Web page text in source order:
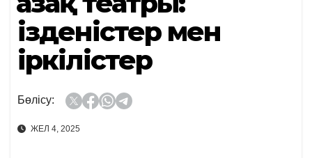
ізденістер мен
іркілістер
Бөлісу:
ЖЕЛ 4, 2025